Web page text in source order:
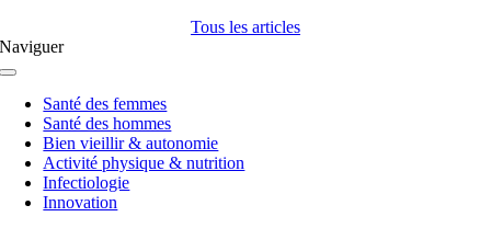
Tous les articles
Naviguer
Navigation
basculeSanté des femmes
Santé des hommes
Bien vieillir & autonomie
Activité physique & nutrition
Infectiologie
Innovation